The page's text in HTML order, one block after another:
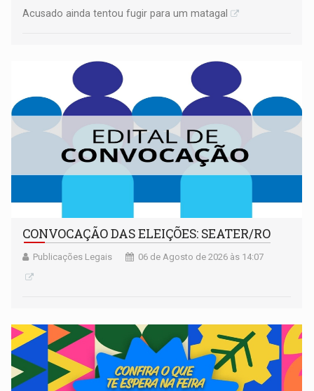
Acusado ainda tentou fugir para um matagal
CONVOCAÇÃO DAS ELEIÇÕES: SEATER/RO
Publicações Legais 06 de Agosto de 2026 às 14:07